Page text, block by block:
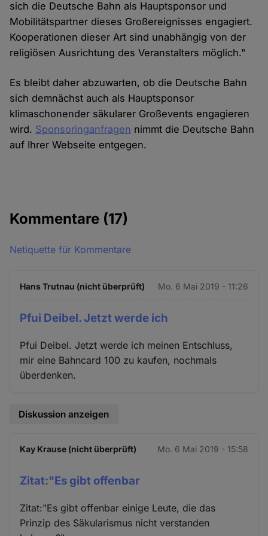
sich die Deutsche Bahn als Hauptsponsor und
Mobilitätspartner dieses Großereignisses engagiert.
Kooperationen dieser Art sind unabhängig von der
religiösen Ausrichtung des Veranstalters möglich."
Es bleibt daher abzuwarten, ob die Deutsche Bahn
sich demnächst auch als Hauptsponsor
klimaschonender säkularer Großevents engagieren
wird. Sponsoringanfragen nimmt die Deutsche Bahn
auf Ihrer Webseite entgegen.
Kommentare (17)
Netiquette für Kommentare
Hans Trutnau (nicht überprüft) Mo. 6 Mai 2019 - 11:26
Pfui Deibel. Jetzt werde ich
Pfui Deibel. Jetzt werde ich meinen Entschluss,
mir eine Bahncard 100 zu kaufen, nochmals
überdenken.
Diskussion anzeigen
Kay Krause (nicht überprüft) Mo. 6 Mai 2019 - 15:58
Zitat:"Es gibt offenbar
Zitat:"Es gibt offenbar einige Leute, die das
Prinzip des Säkularismus nicht verstanden